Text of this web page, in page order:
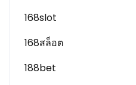
168slot
168สล็อต
188bet